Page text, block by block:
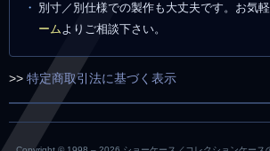
別寸／別仕様での製作も大丈夫です。お気
ームよりご相談下さい。
>> 特定商取引法に基づく表示